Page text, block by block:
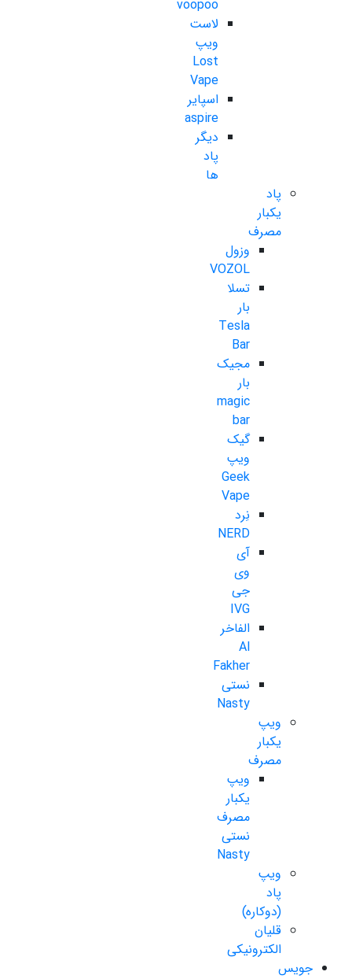
voopoo
لاست
ویپ
Lost
Vape
اسپایر
aspire
دیگر
پاد
ها
پاد
یکبار
مصرف
وزول
VOZOL
تسلا
بار
Tesla
Bar
مجیک
بار
magic
bar
گیک
ویپ
Geek
Vape
نِرد
NERD
آی
وی
جی
IVG
الفاخر
Al
Fakher
نستی
Nasty
ویپ
یکبار
مصرف
ویپ
یکبار
مصرف
نستی
Nasty
ویپ
پاد
(دوکاره)
قلیان
الکترونیکی
جویس